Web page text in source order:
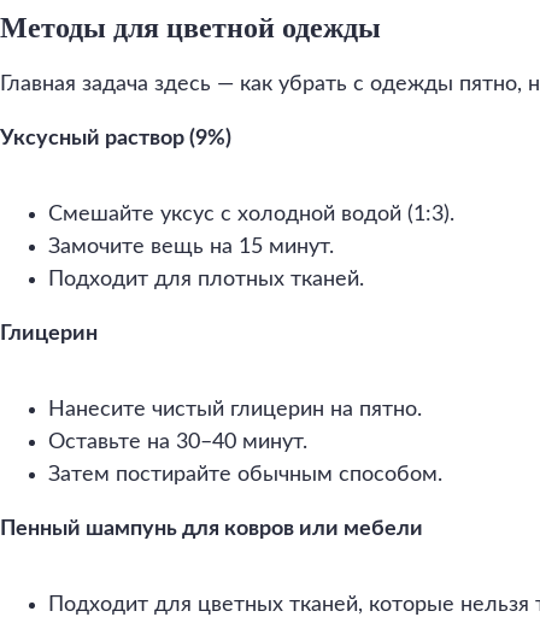
Методы для цветной одежды
Главная задача здесь — как убрать с одежды пятно,
Уксусный раствор (9%)
Смешайте уксус с холодной водой (1:3).
Замочите вещь на 15 минут.
Подходит для плотных тканей.
Глицерин
Нанесите чистый глицерин на пятно.
Оставьте на 30–40 минут.
Затем постирайте обычным способом.
Пенный шампунь для ковров или мебели
Подходит для цветных тканей, которые нельзя